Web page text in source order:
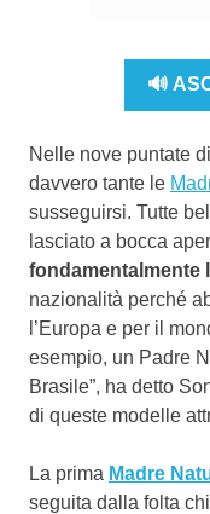
🔊
Nelle nove puntate di
davvero tante le
susseguirsi. Tutte
lasciato a bocca
fondamentalmente
nazionalità perché
l’Europa e per il
esempio, un Padre
Brasile”, ha detto
di queste modelle
La prima Madre
seguita dalla folta